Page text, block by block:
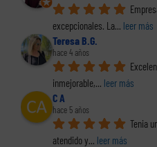
excepcionales. La... leer más
Teresa B.G.
hace 4 años
inmejorable,... leer más
C A
hace 5 años
Tenia
atendido y... leer más